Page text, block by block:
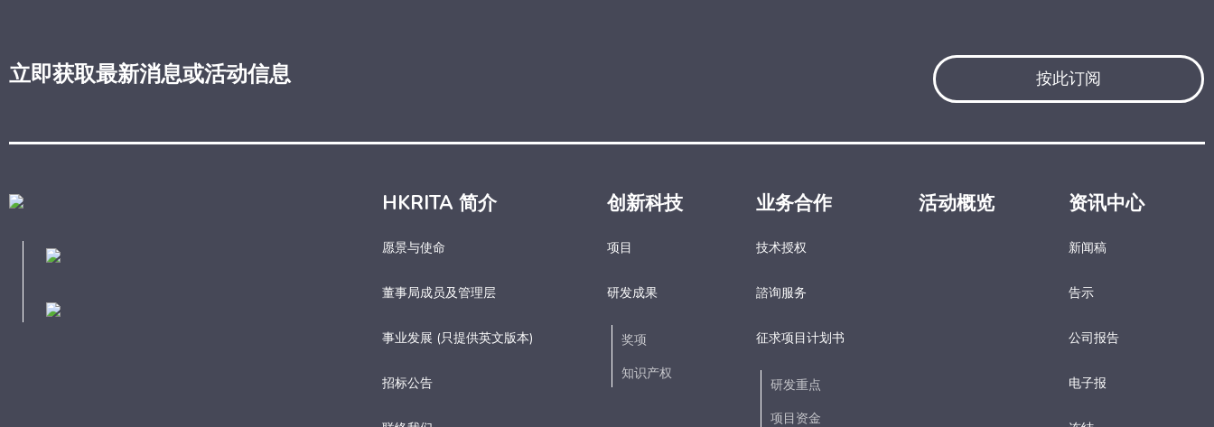
立即获取最新消息或活动信息 按此订阅
HKRITA 简介
愿景与使命
董事局成员及管理层
事业发展 (只提供英文版本)
招标公告
创新科技
项目
研发成果
奖项
知识产权
业务合作
技术授权
諮询服务
征求项目计划书
研发重点​
项目资金​
活动概览 资讯中心
新闻稿
告示
公司报告
电子报​